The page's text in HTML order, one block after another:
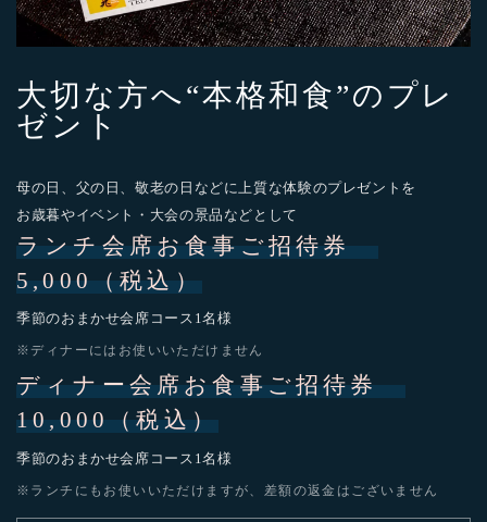
大切な方へ“本格和食”のプレ
ゼント
母の日、父の日、敬老の日などに上質な体験のプレゼントを
お歳暮やイベント・大会の景品などとして
ランチ会席お食事ご招待券
5,000（税込）
季節のおまかせ会席コース1名様
※ディナーにはお使いいただけません
ディナー会席お食事ご招待券
10,000（税込）
季節のおまかせ会席コース1名様
※ランチにもお使いいただけますが、差額の返金はございません